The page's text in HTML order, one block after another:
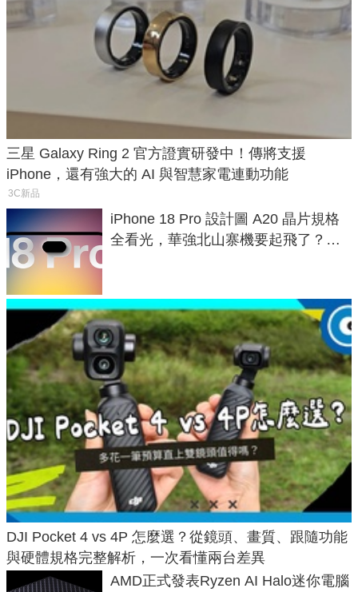
三星 Galaxy Ring 2 官方證實研發中！傳將支援
iPhone，還有強大的 AI 與智慧家電連動功能
3C新品
iPhone 18 Pro 設計圖 A20 晶片規格
全看光，華強北山寨機要起飛了？專
DJI Pocket 4 vs 4P 怎麼選？從鏡頭、畫質、跟隨功能
與硬體規格完整解析，一次看懂兩台差異
AMD正式發表Ryzen AI Halo迷你電腦